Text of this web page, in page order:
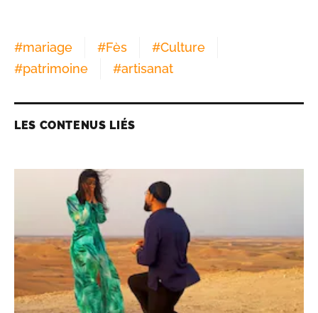
#mariage #Fès #Culture
#patrimoine #artisanat
LES CONTENUS LIÉS